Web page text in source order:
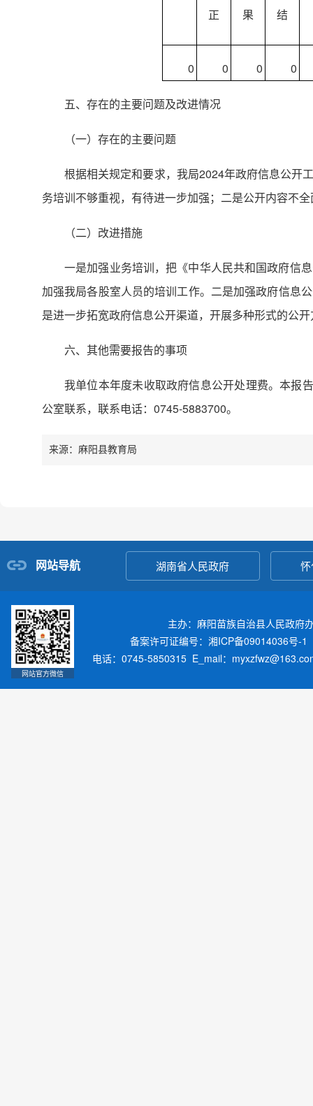
正
果
结
0 0 0 0
五、存在的主要问题及改进情况
（一）存在的主要问题
根据相关规定和要求，我局2024年政府信息公开
务培训不够重视，有待进一步加强；二是公开内容不
（二）改进措施
一是加强业务培训，把《中华人民共和国政府信
加强我局各股室人员的培训工作。二是加强政府信息
是进一步拓宽政府信息公开渠道，开展多种形式的公
六、其他需要报告的事项
我单位本年度未收取政府信息公开处理费。本报
公室联系，联系电话：0745-5883700。
来源：麻阳县教育局
网站导航 湖南省人民政府
网站官方微信
主办：麻阳苗族自治县人民政
备案许可证编号：湘ICP备09014036号-1
电话：0745-5850315 E_mail：